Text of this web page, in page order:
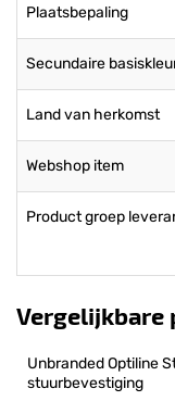
Plaatsbepaling
Secundaire
Land van herkomst
Webshop item
Product groep
Vergelijkbare
Unbranded Optiline
stuurbevestiging